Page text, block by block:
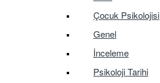
Çocuk Psikolojisi
Genel
İnceleme
Psikoloji Tarihi